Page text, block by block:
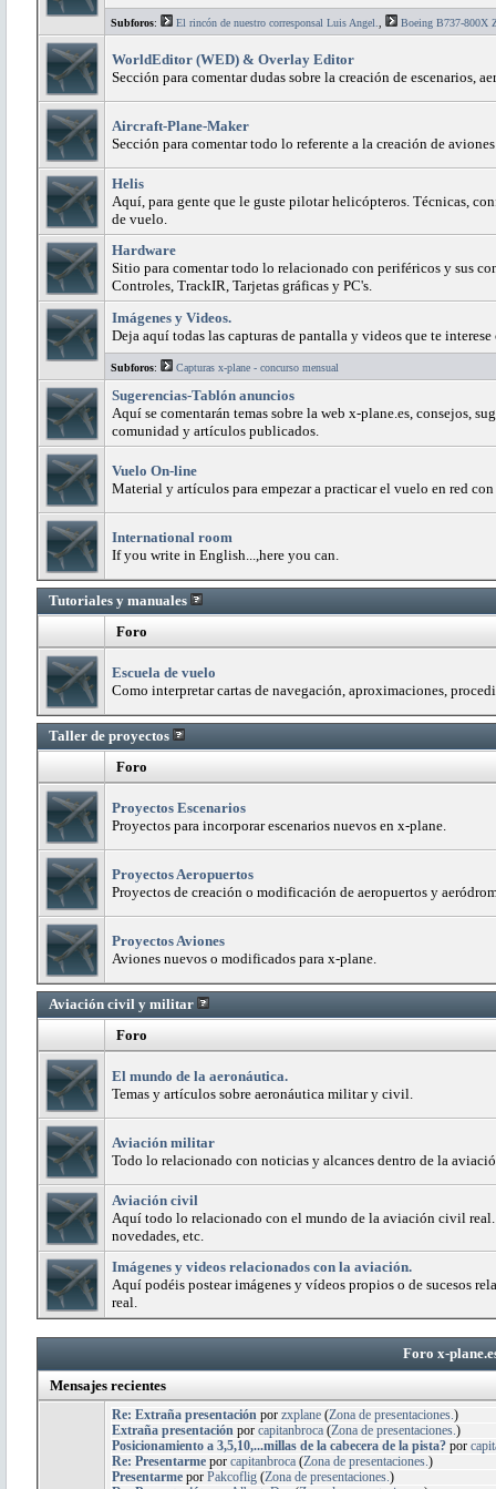
Subforos: El rincón de nuestro corresponsal Luis Angel. Boeing B737-800X
WorldEditor (WED) & Overlay Editor
Sección para comentar dudas sobre la creación de escenarios,
Aircraft-Plane-Maker
Sección para comentar todo lo referente a la creación de
Helis
Aquí, para gente que le guste pilotar helicópteros. Técnicas,
de vuelo.
Hardware
Sitio para comentar todo lo relacionado con periféricos y sus
Controles, TrackIR, Tarjetas gráficas y PC's.
Imágenes y Videos.
Deja aquí todas las capturas de pantalla y videos que te interese
Subforos: Capturas x-plane - concurso mensual
Sugerencias-Tablón anuncios
Aquí se comentarán temas sobre la web x-plane.es, consejos,
comunidad y artículos publicados.
Vuelo On-line
Material y artículos para empezar a practicar el vuelo en red
International room
If you write in English...,here you can.
Tutoriales y manuales
Foro
Escuela de vuelo
Como interpretar cartas de navegación, aproximaciones,
Taller de proyectos
Foro
Proyectos Escenarios
Proyectos para incorporar escenarios nuevos en x-plane.
Proyectos Aeropuertos
Proyectos de creación o modificación de aeropuertos y
Proyectos Aviones
Aviones nuevos o modificados para x-plane.
Aviación civil y militar
Foro
El mundo de la aeronáutica.
Temas y artículos sobre aeronáutica militar y civil.
Aviación militar
Todo lo relacionado con noticias y alcances dentro de la
Aviación civil
Aquí todo lo relacionado con el mundo de la aviación civil
novedades, etc.
Imágenes y videos relacionados con la aviación.
Aquí podéis postear imágenes y vídeos propios o de sucesos
real.
Foro x-
Mensajes recientes
Re: Extraña presentación por zxplane (Zona de presentaciones.)
Extraña presentación por capitanbroca (Zona de presentaciones.)
Posicionamiento a 3,5,10,...millas de la cabecera de la pista? por
Re: Presentarme por capitanbroca (Zona de presentaciones.)
Presentarme por Pakcoflig (Zona de presentaciones.)